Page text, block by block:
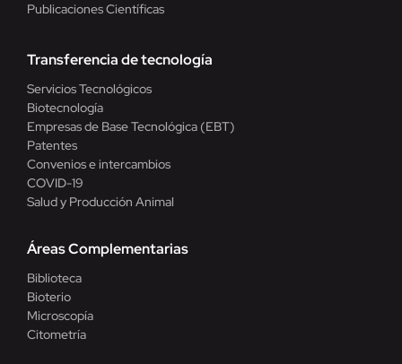
Publicaciones Científicas
Transferencia de tecnología
Servicios Tecnológicos
Biotecnología
Empresas de Base Tecnológica (EBT)
Patentes
Convenios e intercambios
COVID-19
Salud y Producción Animal
Áreas Complementarias
Biblioteca
Bioterio
Microscopía
Citometría